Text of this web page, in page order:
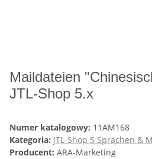
Maildateien
JTL-Shop 5.x
Numer katalogowy: 11AM168
Kategoria: JTL-Shop 5 Sprachen &
Producent: ARA-Marketing